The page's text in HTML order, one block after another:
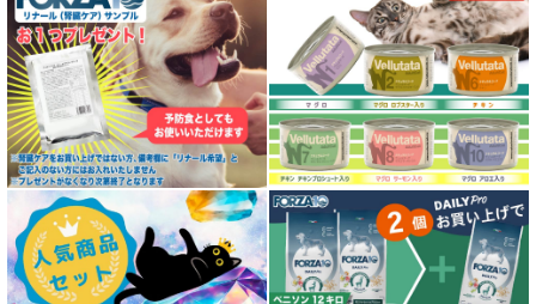
全年齢対応 フード for DOG
パピー用 フード for DOG
成犬用 フード for DOG
シニア犬用フード for DOG